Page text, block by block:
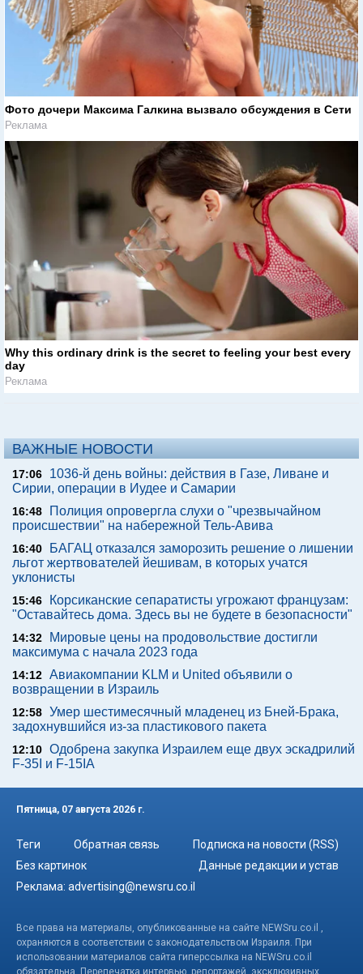
Фото дочери Максима Галкина вызвало обсуждения в Сети
Реклама
Why this ordinary drink is the secret to feeling your best every
day
Реклама
ВАЖНЫЕ НОВОСТИ
17:06
1036-й день войны: действия в Газе, Ливане и
Сирии, операции в Иудее и Самарии
16:48
Полиция опровергла слухи о "чрезвычайном
происшествии" на набережной Тель-Авива
16:40
БАГАЦ отказался заморозить решение о лишении
льгот жертвователей йешивам, в которых учатся
уклонисты
15:46
Корсиканские сепаратисты угрожают французам:
"Оставайтесь дома. Здесь вы не будете в безопасности"
14:32
Мировые цены на продовольствие достигли
максимума с начала 2023 года
14:12 Авиакомпании KLM и United объявили о
возвращении в Израиль
12:58 Умер шестимесячный младенец из Бней-Брака,
задохнувшийся из-за пластикового пакета
12:10 Одобрена закупка Израилем еще двух эскадрилий
F-35I и F-15IA
Пятница, 07 августа 2026 г.
Теги Обратная связь
Подписка на новости (RSS)
Без картинок
Данные редакции и устав
Реклама: advertising@newsru.co.il
Все права на материалы, опубликованные на сайте NEWSru.co.il ,
охраняются в соответствии с законодательством Израиля. При
использовании материалов сайта гиперссылка на NEWSru.co.il
обязательна. Перепечатка интервью, репортажей, эксклюзивных